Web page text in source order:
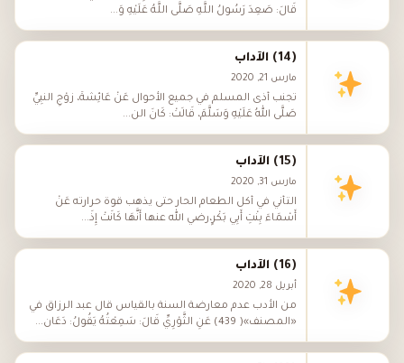
قَالَ: صَعِدَ رَسُولُ اللَّهِ صَلَّى اللَّهُ عَلَيْهِ وَ...
(14) الآداب
مارس 21, 2020
تجنب أذى المسلم في جميع الأحوال عَنْ عَائِشَةَ، زَوْجِ النَّبِيِّ
صَلَّى اللهُ عَلَيْهِ وَسَلَّمَ، قَالَتْ: كَانَ الن...
(15) الآداب
مارس 31, 2020
التأني في أكل الطعام الحار حتى يذهب قوة حرارته عَنْ
أَسْمَاءَ بِنْتِ أَبِي بَكْرٍ،رضي الله عنها أَنَّهَا كَانَتْ إِذَ...
(16) الآداب
أبريل 28, 2020
من الأدب عدم معارضة السنة بالقياس قال عبد الرزاق في
«المصنف»( 439) عَنِ الثَّوْرِيِّ قَالَ: سَمِعْتُهُ يَقُولُ: دَعَان...